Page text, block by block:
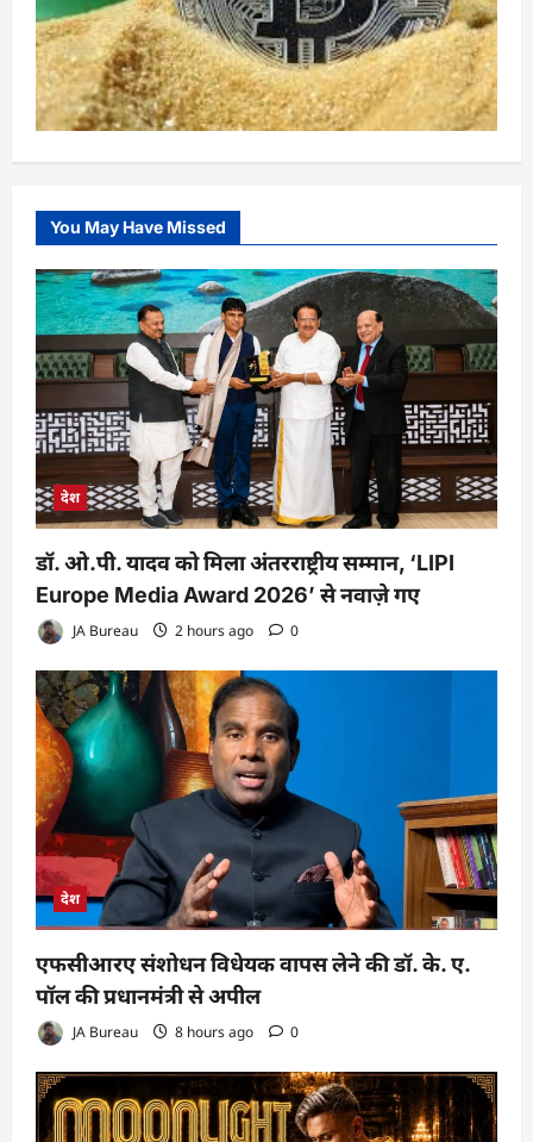
You May Have Missed
देश
डॉ. ओ.पी. यादव को मिला अंतरराष्ट्रीय सम्मान, ‘LIPI
Europe Media Award 2026’ से नवाज़े गए
JA Bureau 2 hours ago 0
देश
एफसीआरए संशोधन विधेयक वापस लेने की डॉ. के. ए.
पॉल की प्रधानमंत्री से अपील
JA Bureau 8 hours ago 0